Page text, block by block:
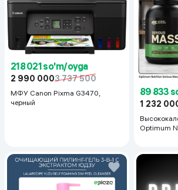
218 021 so'm/oyga
2 990 0003 737 500
МФУ Canon Pixma G3470,
черный
89 833
1 232
Optimum